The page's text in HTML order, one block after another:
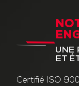
UNE
ET
Certifié ISO